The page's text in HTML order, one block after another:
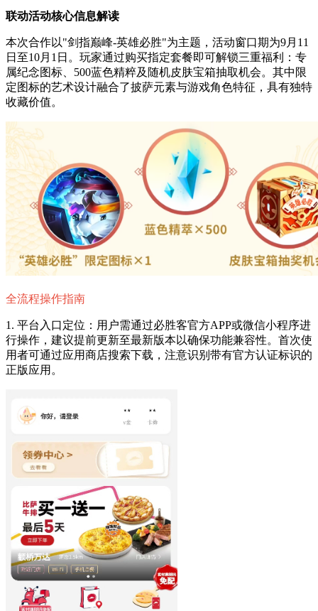
联动活动核心信息解读
本次合作以"剑指巅峰-英雄必胜"为主题，活动窗口期为9月11
日至10月1日。玩家通过购买指定套餐即可解锁三重福利：专
属纪念图标、500蓝色精粹及随机皮肤宝箱抽取机会。其中限
定图标的艺术设计融合了披萨元素与游戏角色特征，具有独特
收藏价值。
全流程操作指南
1. 平台入口定位：用户需通过必胜客官方APP或微信小程序进
行操作，建议提前更新至最新版本以确保功能兼容性。首次使
用者可通过应用商店搜索下载，注意识别带有官方认证标识的
正版应用。